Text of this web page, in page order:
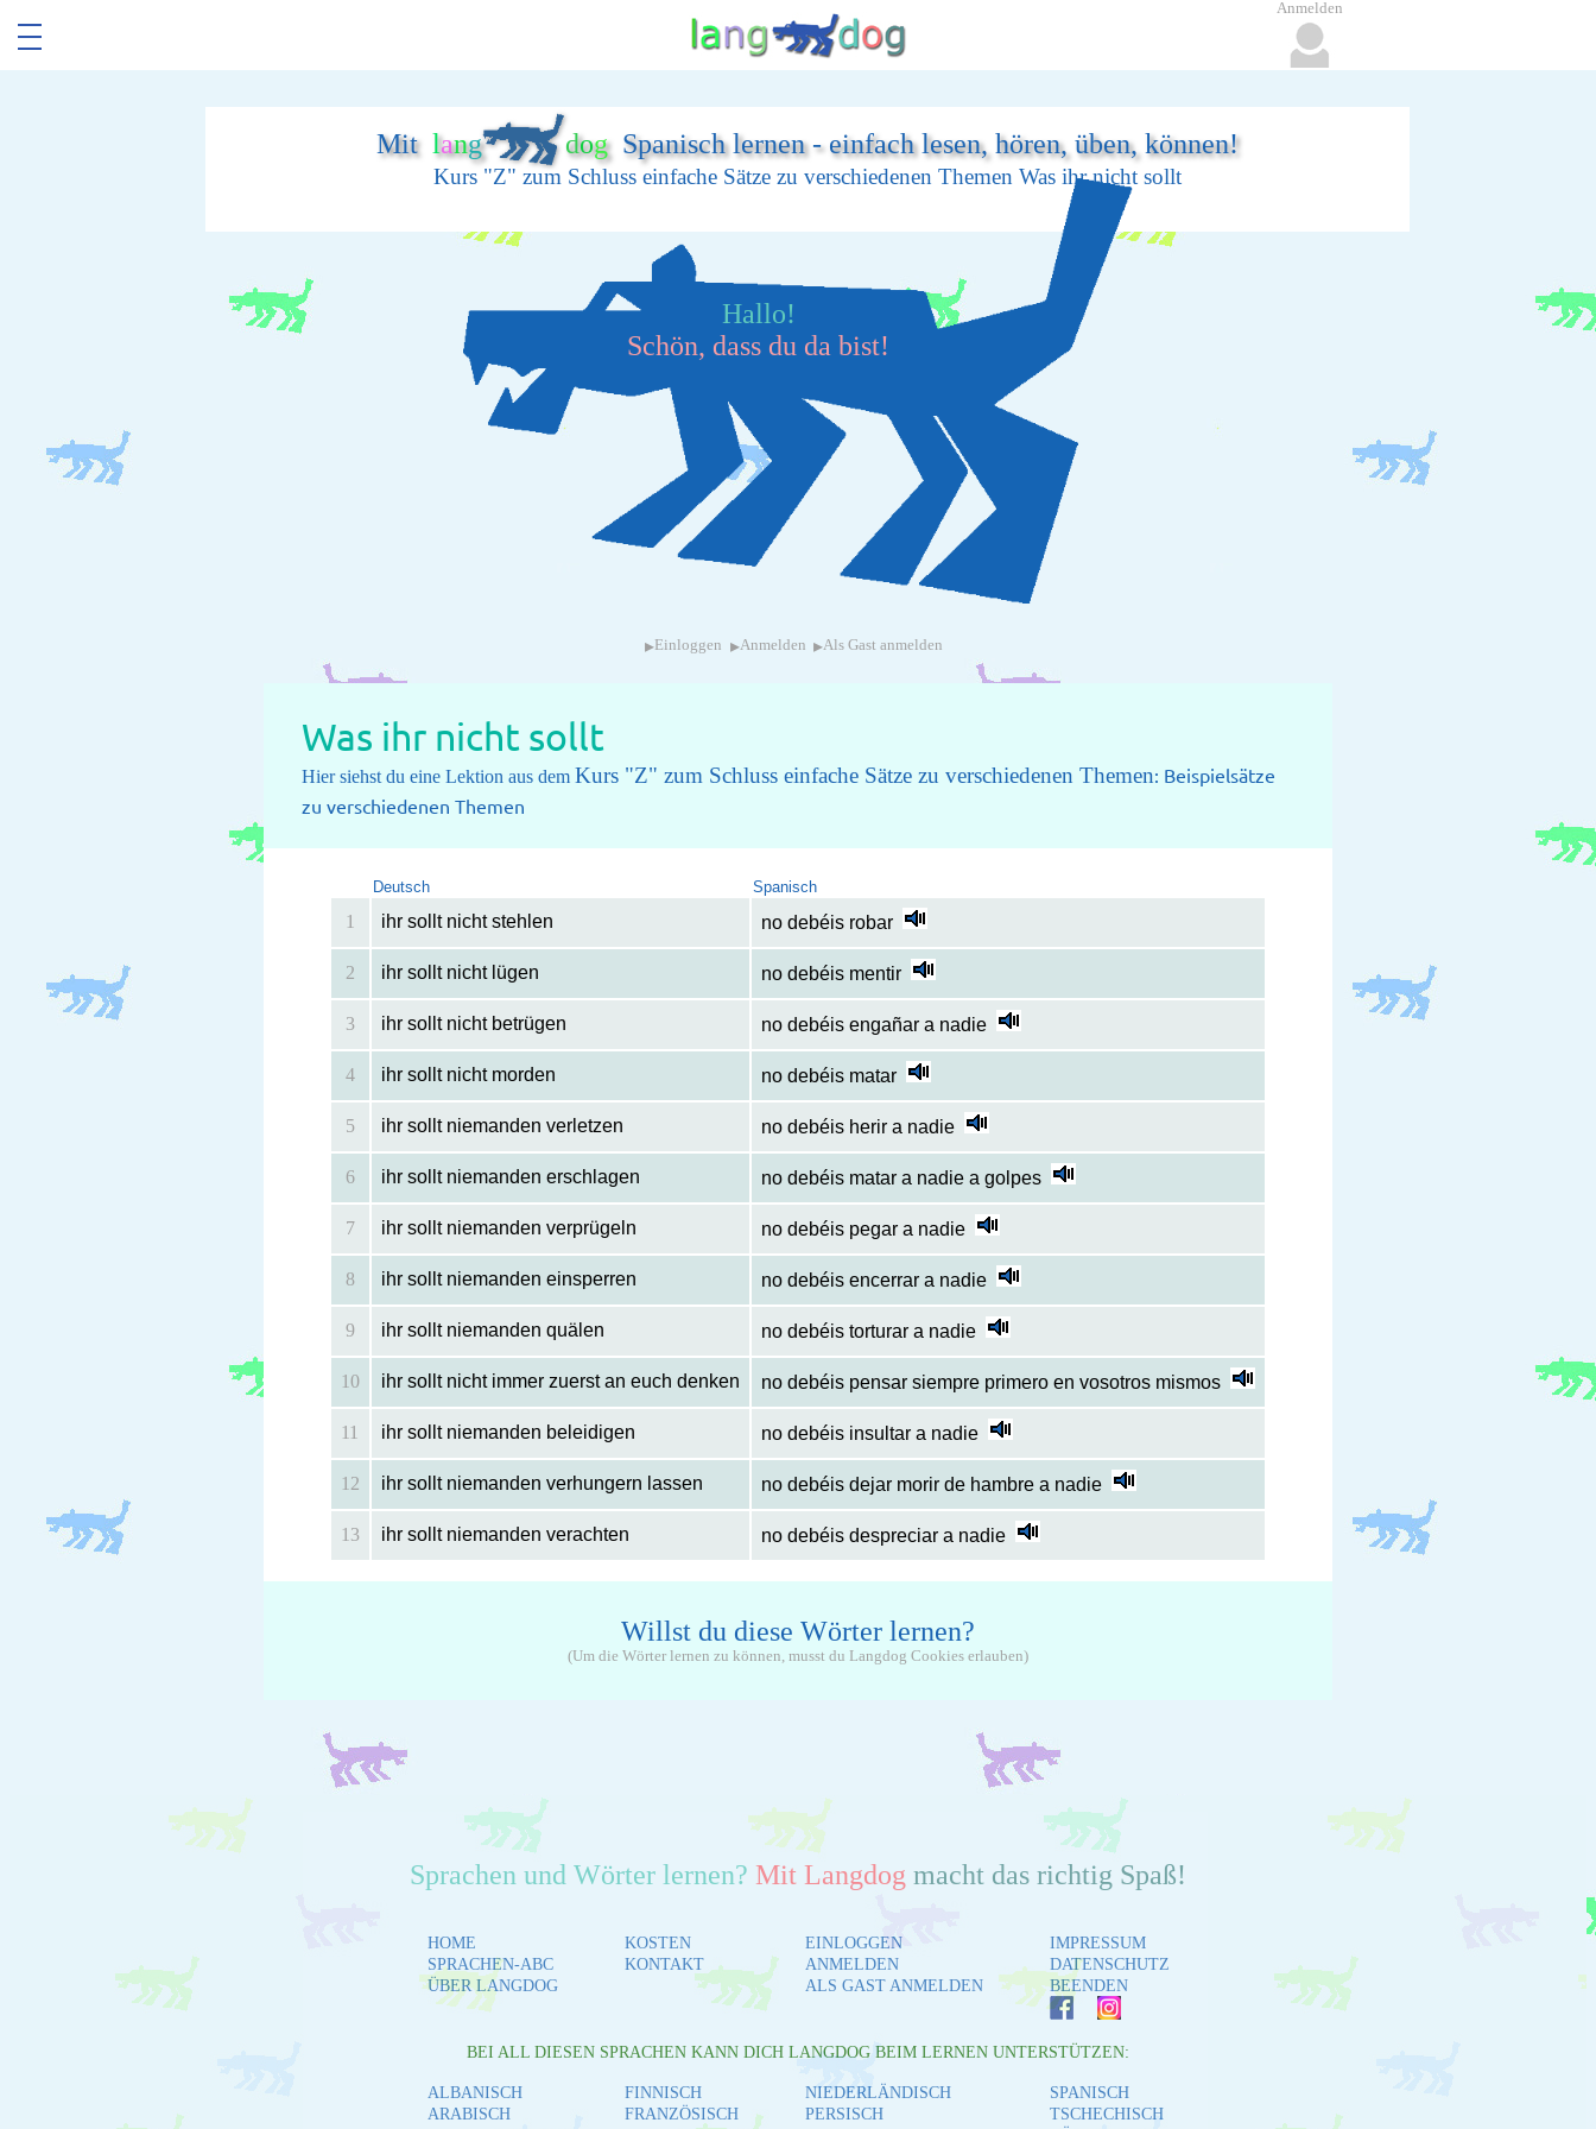
Mit lang dogSpanisch lernen - einfach lesen, hören, üben, können!
Kurs "Z" zum Schluss einfache Sätze zu verschiedenen Themen Was ihr nicht sollt
Hallo!
Schön, dass du da bist!
▸ Einloggen ▸Anmelden ▸Als Gast anmelden
Was ihr nicht sollt
Hier siehst du eine Lektion aus dem Kurs "Z" zum Schluss einfache Sätze zu verschiedenen Themen: Beispielsätze
zu verschiedenen Themen
Deutsch Spanisch
1 ihr sollt nicht stehlen no debéis robar
2 ihr sollt nicht lügen no debéis mentir
3 ihr sollt nicht betrügen no debéis engañar a nadie
4 ihr sollt nicht morden no debéis matar
5 ihr sollt niemanden verletzen no debéis herir a nadie
6 ihr sollt niemanden erschlagen no debéis matar a nadie a golpes
7 ihr sollt niemanden verprügeln no debéis pegar a nadie
8 ihr sollt niemanden einsperren no debéis encerrar a nadie
9 ihr sollt niemanden quälen no debéis torturar a nadie
10 ihr sollt nicht immer zuerst an euch denken no debéis pensar siempre primero en vosotros mismos
11 ihr sollt niemanden beleidigen no debéis insultar a nadie
12 ihr sollt niemanden verhungern lassen no debéis dejar morir de hambre a nadie
13 ihr sollt niemanden verachten no debéis despreciar a nadie
Willst du diese Wörter lernen?
(Um die Wörter lernen zu können, musst du Langdog Cookies erlauben)
Sprachen und Wörter lernen? Mit Langdog macht das richtig Spaß!
HOME
SPRACHEN-ABC
ÜBER LANGDOG
KOSTEN
KONTAKT
EINLOGGEN
ANMELDEN
ALS GAST ANMELDEN
IMPRESSUM
DATENSCHUTZ
BEENDEN
BEI ALL DIESEN SPRACHEN KANN DICH LANGDOG BEIM LERNEN UNTERSTÜTZEN:
ALBANISCH
ARABISCH
FINNISCH
FRANZÖSISCH
NIEDERLÄNDISCH
PERSISCH
SPANISCH
TSCHECHISCH
Anmelden